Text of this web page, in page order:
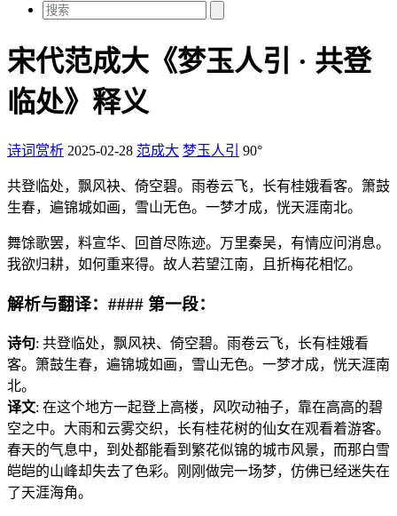
宋代范成大《梦玉人引 · 共登
临处》释义
诗词赏析 2025-02-28 范成大 梦玉人引 90°
共登临处，飘风袂、倚空碧。雨卷云飞，长有桂娥看客。箫鼓
生春，遍锦城如画，雪山无色。一梦才成，恍天涯南北。
舞馀歌罢，料宣华、回首尽陈迹。万里秦吴，有情应问消息。
我欲归耕，如何重来得。故人若望江南，且折梅花相忆。
解析与翻译：#### 第一段：
诗句: 共登临处，飘风袂、倚空碧。雨卷云飞，长有桂娥看
客。箫鼓生春，遍锦城如画，雪山无色。一梦才成，恍天涯南
北。
译文: 在这个地方一起登上高楼，风吹动袖子，靠在高高的碧
空之中。大雨和云雾交织，长有桂花树的仙女在观看着游客。
春天的气息中，到处都能看到繁花似锦的城市风景，而那白雪
皑皑的山峰却失去了色彩。刚刚做完一场梦，仿佛已经迷失在
了天涯海角。